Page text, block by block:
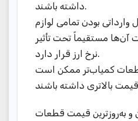
داشته باشند.
وارداتی بودن تمامی لوازم
آن‌ها مستقیماً تحت تأثیر
نرخ ارز قرار دارد.
کمیاب‌تر ممکن است
و به‌روزترین قیمت قطعات